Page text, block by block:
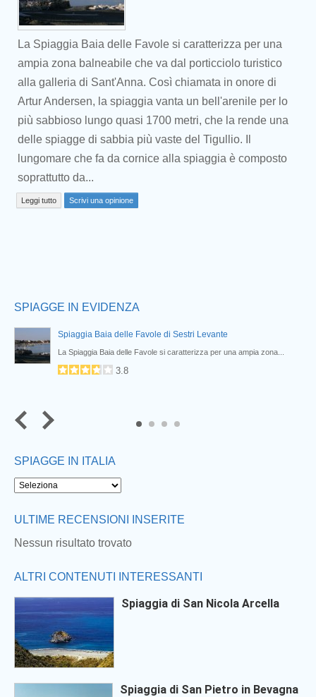
La Spiaggia Baia delle Favole si caratterizza per una
ampia zona balneabile che va dal porticciolo turistico
alla galleria di Sant'Anna. Così chiamata in onore di
Artur Andersen, la spiaggia vanta un bell'arenile per lo
più sabbioso lungo quasi 1700 metri, che la rende una
delle spiagge di sabbia più vaste del Tigullio. Il
lungomare che fa da cornice alla spiaggia è composto
soprattutto da...
Leggi tutto Scrivi una opinione
SPIAGGE IN EVIDENZA
Spiaggia Baia delle Favole di Sestri Levante
La Spiaggia Baia delle Favole si caratterizza per una ampia zona...
3.8
SPIAGGE IN ITALIA
ULTIME RECENSIONI INSERITE
Nessun risultato trovato
ALTRI CONTENUTI INTERESSANTI
Spiaggia di San Nicola Arcella
Spiaggia di San Pietro in Bevagna